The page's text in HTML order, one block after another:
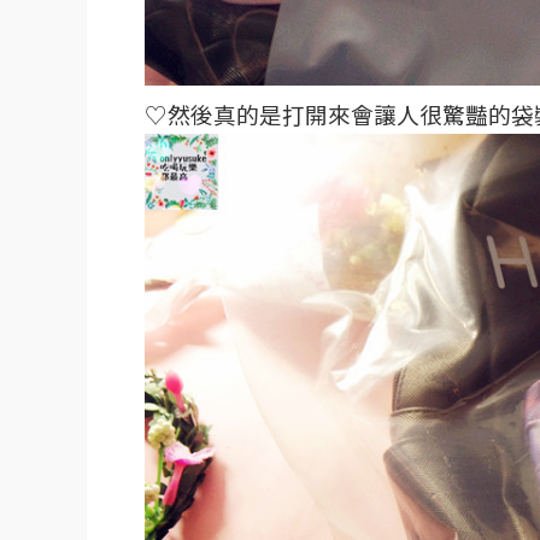
♡然後真的是打開來會讓人很驚豔的袋